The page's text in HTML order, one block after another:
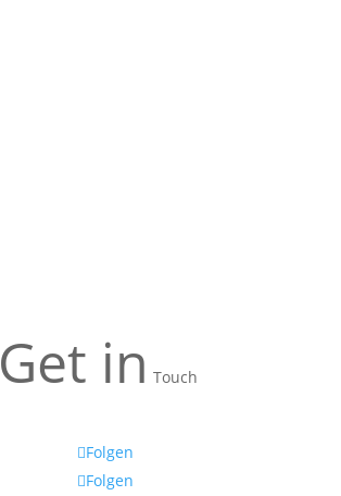
Get in Touch
Folgen
Folgen